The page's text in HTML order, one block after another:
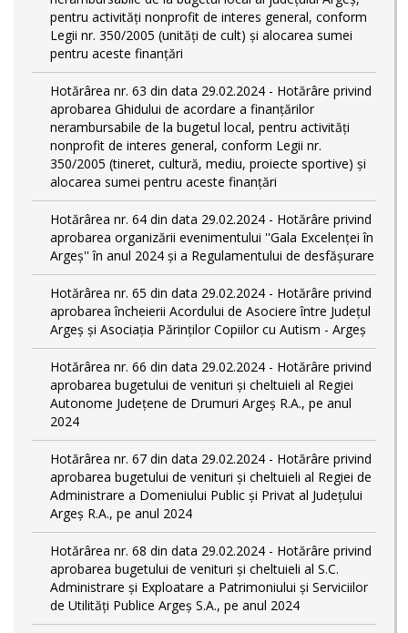
pentru activităţi nonprofit de interes general, conform
Legii nr. 350/2005 (unități de cult) și alocarea sumei
pentru aceste finanțări
Hotărârea nr. 63 din data 29.02.2024 - Hotărâre privind
aprobarea Ghidului de acordare a finanţărilor
nerambursabile de la bugetul local, pentru activităţi
nonprofit de interes general, conform Legii nr.
350/2005 (tineret, cultură, mediu, proiecte sportive) și
alocarea sumei pentru aceste finanțări
Hotărârea nr. 64 din data 29.02.2024 - Hotărâre privind
aprobarea organizării evenimentului ''Gala Excelenței în
Argeș'' în anul 2024 și a Regulamentului de desfășurare
Hotărârea nr. 65 din data 29.02.2024 - Hotărâre privind
aprobarea încheierii Acordului de Asociere între Județul
Argeș și Asociația Părinților Copiilor cu Autism - Argeș
Hotărârea nr. 66 din data 29.02.2024 - Hotărâre privind
aprobarea bugetului de venituri și cheltuieli al Regiei
Autonome Județene de Drumuri Argeș R.A., pe anul
2024
Hotărârea nr. 67 din data 29.02.2024 - Hotărâre privind
aprobarea bugetului de venituri și cheltuieli al Regiei de
Administrare a Domeniului Public și Privat al Județului
Argeș R.A., pe anul 2024
Hotărârea nr. 68 din data 29.02.2024 - Hotărâre privind
aprobarea bugetului de venituri și cheltuieli al S.C.
Administrare și Exploatare a Patrimoniului și Serviciilor
de Utilități Publice Argeș S.A., pe anul 2024